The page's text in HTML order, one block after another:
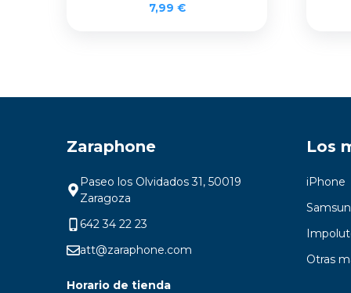
7,99 €
Zaraphone
Paseo los Olvidados 31, 50019
Zaragoza
642 34 22 23
att@zaraphone.com
Horario de tienda
Los
iPhone
Otras